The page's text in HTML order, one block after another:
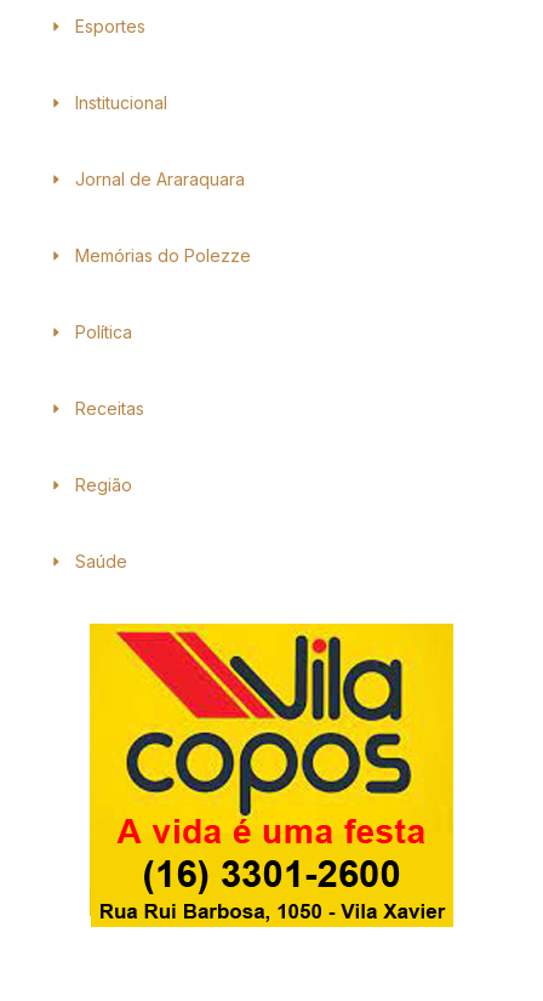
Esportes
Institucional
Jornal de Araraquara
Memórias do Polezze
Política
Receitas
Região
Saúde